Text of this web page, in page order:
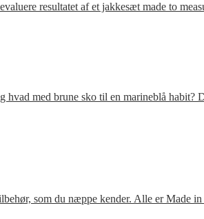
resultatet af et jakkesæt made to
med brune sko til en marineblå
som du næppe kender. Alle er Made